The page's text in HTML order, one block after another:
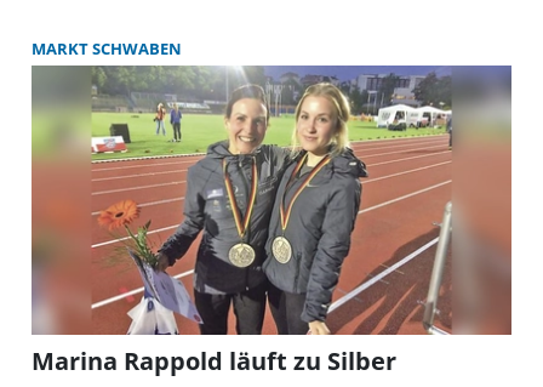
wollt ins Kino gehn", "Aus der Bahn!" und "Barfuß im
Schnee". Ebenso gehören aber auch die Lieder
"Zwoa Brotbrösl", "Drunt in der greana Au" und
"Leitl müaßts lustig sei" dazu. Seine Lieder
veröffentlicht das Duo auf CD und im Internet,
außerdem treten die beiden Künstler in Bayern und
Österreich auf. Oft sind sie in München, wie am 20.
Januar. Am 17. März sind sie im Landkreis Erding
unterwegs und treten mit "Die Kuh, die wollt ins
Kino gehn" in Dorfen auf.
MARKT SCHWABEN
Marina Rappold läuft zu Silber